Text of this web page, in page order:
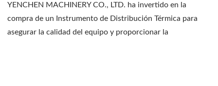
YENCHEN MACHINERY CO., LTD. ha invertido en la
compra de un Instrumento de Distribución Térmica para
asegurar la calidad del equipo y proporcionar la